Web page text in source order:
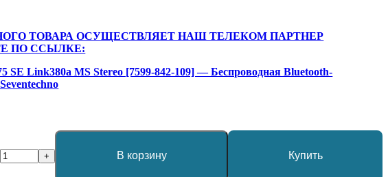
ТОВАРА ОСУЩЕСТВЛЯЕТ НАШ ТЕЛЕКОМ ПАРТНЕР
ПО ССЫЛКЕ:
SE Link380a MS Stereo [7599-842-109] — Беспроводная Bluetooth-
+ В корзину Купить